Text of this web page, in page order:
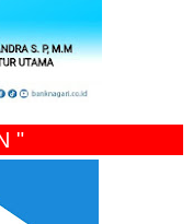
" IKLAN "